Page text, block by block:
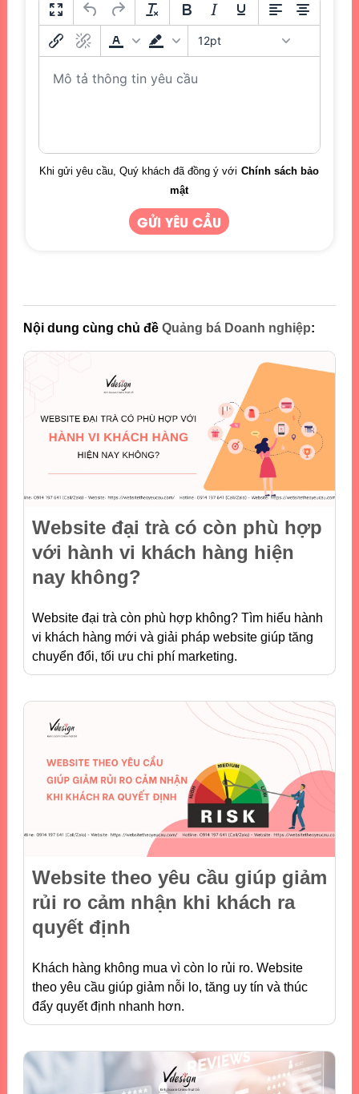
12pt
Khi gửi yêu cầu, Quý khách đã đồng ý với Chính sách bảo
mật
Nội dung cùng chủ đề Quảng bá Doanh nghiệp:
Website đại trà có còn phù hợp
với hành vi khách hàng hiện
nay không?
Website đại trà còn phù hợp không? Tìm hiểu hành
vi khách hàng mới và giải pháp website giúp tăng
chuyển đổi, tối ưu chi phí marketing.
Website theo yêu cầu giúp giảm
rủi ro cảm nhận khi khách ra
quyết định
Khách hàng không mua vì còn lo rủi ro. Website
theo yêu cầu giúp giảm nỗi lo, tăng uy tín và thúc
đẩy quyết định nhanh hơn.